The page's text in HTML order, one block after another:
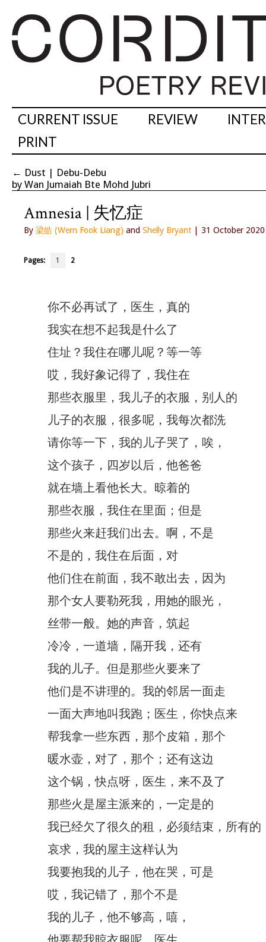
CURRENT ISSUE REVIEW
PRINT
← Dust | Debu-Debu
by Wan Jumaiah Bte Mohd Jubri
Amnesia | 失忆症
By 梁皓 (Wern Fook Liang) and Shelly Bryant | 31 October 2020
Pages: 1 2
你不必再试了，医生，真的
我实在想不起我是什么了
住址？我住在哪儿呢？等一等
哎，我好象记得了，我住在
那些衣服里，我儿子的衣服，别人的
儿子的衣服，很多呢，我每次都洗
请你等一下，我的儿子哭了，唉，
这个孩子，四岁以后，他爸爸
就在墙上看他长大。晾着的
那些衣服，我住在里面；但是
那些火来赶我们出去。啊，不是
不是的，我住在后面，对
他们住在前面，我不敢出去，因为
那个女人要勒死我，用她的眼光，
丝带一般。她的声音，筑起
冷冷，一道墙，隔开我，还有
我的儿子。但是那些火要来了
他们是不讲理的。我的邻居一面走
一面大声地叫我跑；医生，你快点来
帮我拿一些东西，那个皮箱，那个
暖水壶，对了，那个；还有这边
这个锅，快点呀，医生，来不及了
那些火是屋主派来的，一定是的
我已经欠了很久的租，必须结束，所有的
哀求，我的屋主这样认为
我要抱我的儿子，他在哭，可是
哎，我记错了，那个不是
我的儿子，他不够高，嘻，